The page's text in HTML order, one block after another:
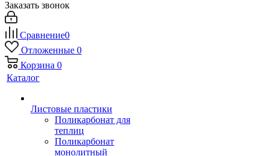
Заказать звонок
Сравнение0
Отложенные 0
Корзина 0
Каталог
Листовые пластики
Поликарбонат для
теплиц
Поликарбонат
монолитный